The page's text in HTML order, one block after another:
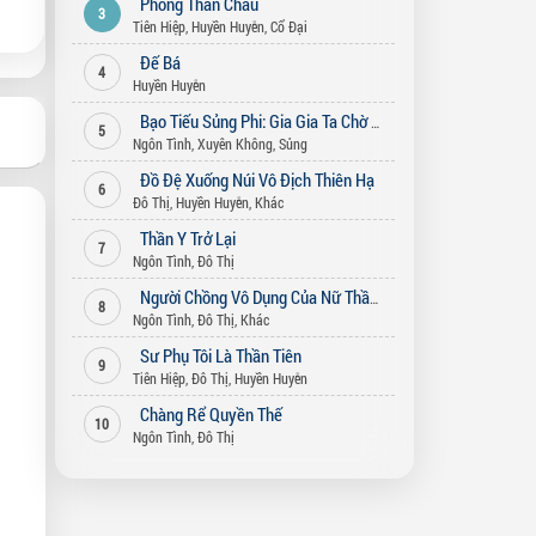
3
Tiên Hiệp, Huyền Huyễn, Cổ Đại
4 Đế Bá
Huyền Huyễn
5
Bạo Tiếu Sủng Phi: Gia Gia Ta Chờ Ngươi Bỏ Vợ (Song Thế Sủng Phi)
Ngôn Tình, Xuyên Không, Sủng
6 Đồ Đệ Xuống Núi Vô Địch Thiên Hạ
Đô Thị Huyền Huyễn, Khác
7 Thần Y Trở Lại
Ngôn Tình, Đô Thị
8
Người Chồng Vô Dụng Của Nữ Thần
Ngôn Tình, Đô Thị Khác
9 Sư Phụ Tôi Là Thần Tiên
Tiên Hiệp, Đô Thị Huyền Huyễn
10 Chàng Rể Quyền Thế
Ngôn Tình, Đô Thị